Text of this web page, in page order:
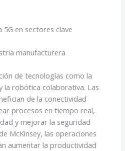
en sectores clave
manufacturera
de tecnologías como la
la robótica colaborativa. Las
de la conectividad
procesos en tiempo real,
y mejorar la seguridad
McKinsey, las operaciones
aumentar la productividad